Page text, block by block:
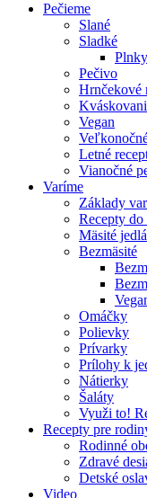
Pečieme
Slané
Sladké
Pečivo
Hrnčekové
Vegan
Letné
Vianočné
Varíme
Základy
Recepty
Mäsité jedlá
Bezmäsité
Omáčky
Polievky
Prívarky
Prílohy k
Nátierky
Šaláty
Využi to!
Recepty pre
Rodinné
Zdravé
Detské
Video